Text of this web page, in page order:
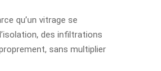
qu’un vitrage se
des infiltrations
sans multiplier